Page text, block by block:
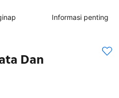
Informasi penting
Dan